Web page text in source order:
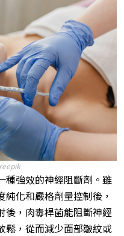
種強效的神經阻斷劑。雖
化和嚴格劑量控制後，
後，肉毒桿菌能阻斷神經
鬆，從而減少面部皺紋或